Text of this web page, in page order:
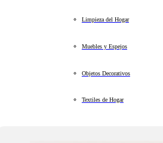
Limpieza del Hogar
Muebles y Espejos
Objetos Decorativos
Textiles de Hogar